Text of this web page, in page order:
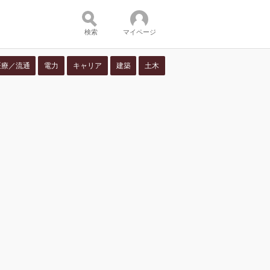
検索 マイページ
／流通 電力 キャリア 建築 土木